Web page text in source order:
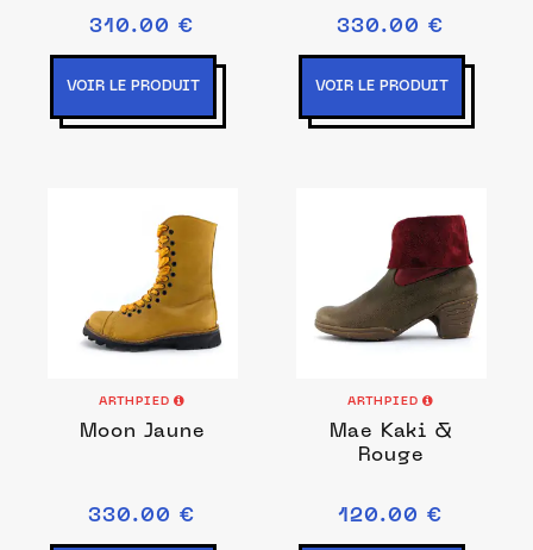
310.00 €
VOIR LE PRODUIT
330.00 €
VOIR LE PRODUIT
ARTHPIED
Moon Jaune
330.00 €
ARTHPIED
Mae Kaki &
Rouge
120.00 €